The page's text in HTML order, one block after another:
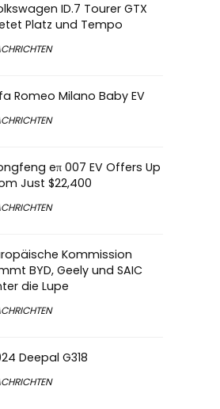
ID.7 Tourer GTX
Platz und Tempo
Romeo Milano Baby EV
eπ 007 EV Offers Up
Just $22,400
Kommission
BYD, Geely und SAIC
die Lupe
Deepal G318